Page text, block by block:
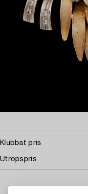
Klubbat pris
Utropspris